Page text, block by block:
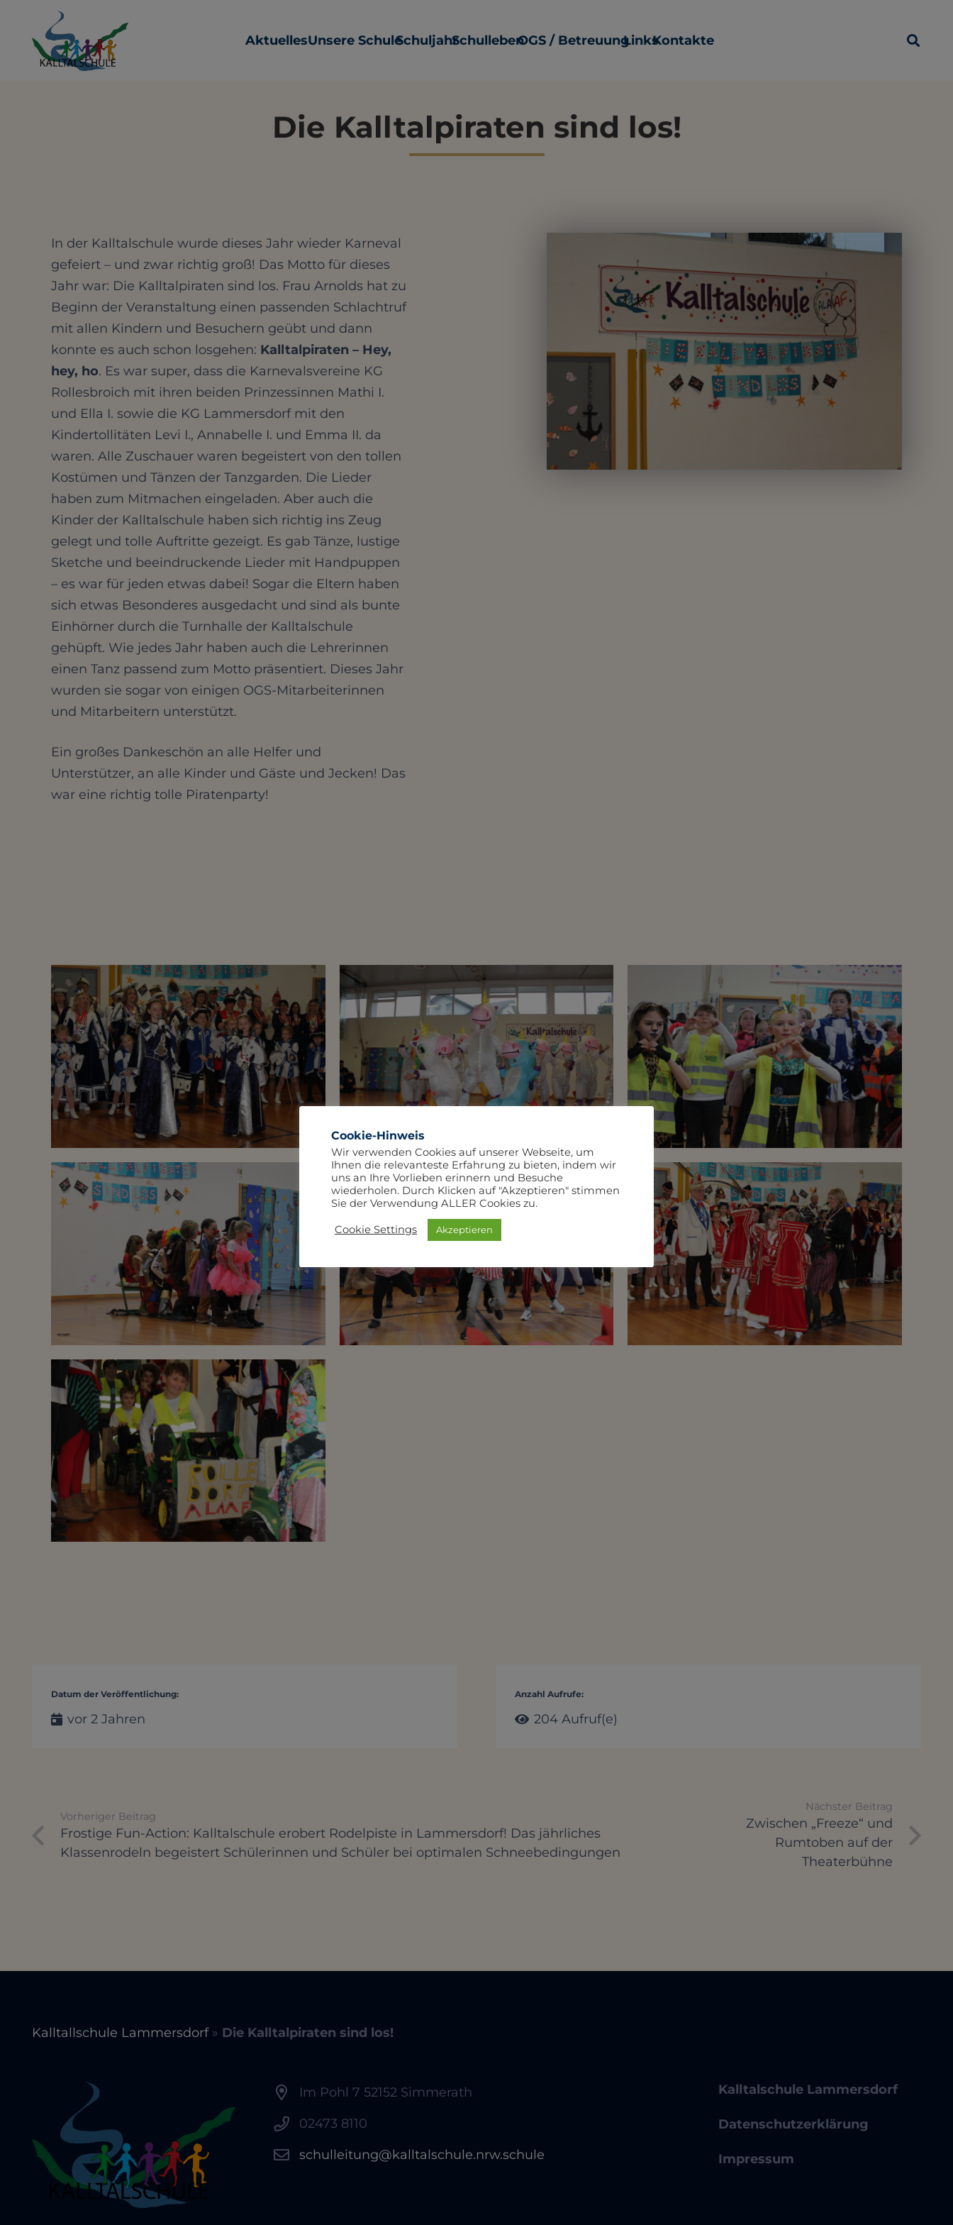
AktuellesUnsere SchuleSchuljahrSchullebenOGS / BetreuungLinksKontakte
Die Kalltalpiraten sind los!
In der Kalltalschule wurde dieses Jahr wieder Karneval
gefeiert – und zwar richtig groß! Das Motto für dieses
Jahr war: Die Kalltalpiraten sind los. Frau Arnolds hat zu
Beginn der Veranstaltung einen passenden Schlachtruf
mit allen Kindern und Besuchern geübt und dann
konnte es auch schon losgehen: Kalltalpiraten – Hey,
hey, ho. Es war super, dass die Karnevalsvereine KG
Rollesbroich mit ihren beiden Prinzessinnen Mathi I.
und Ella I. sowie die KG Lammersdorf mit den
Kindertollitäten Levi I., Annabelle I. und Emma II. da
waren. Alle Zuschauer waren begeistert von den tollen
Kostümen und Tänzen der Tanzgarden. Die Lieder
haben zum Mitmachen eingeladen. Aber auch die
Kinder der Kalltalschule haben sich richtig ins Zeug
gelegt und tolle Auftritte gezeigt. Es gab Tänze, lustige
Sketche und beeindruckende Lieder mit Handpuppen
– es war für jeden etwas dabei! Sogar die Eltern haben
sich etwas Besonderes ausgedacht und sind als bunte
Einhörner durch die Turnhalle der Kalltalschule
gehüpft. Wie jedes Jahr haben auch die Lehrerinnen
einen Tanz passend zum Motto präsentiert. Dieses Jahr
wurden sie sogar von einigen OGS-Mitarbeiterinnen
und Mitarbeitern unterstützt.
Ein großes Dankeschön an alle Helfer und
Unterstützer, an alle Kinder und Gäste und Jecken! Das
war eine richtig tolle Piratenparty!
Datum der Veröffentlichung:
vor 2 Jahren
Anzahl Aufrufe:
204 Aufruf(e)
Vorheriger Beitrag
Frostige Fun-Action: Kalltalschule erobert Rodelpiste in Lammersdorf! Das jährliches
Klassenrodeln begeistert Schülerinnen und Schüler bei optimalen Schneebedingungen
Nächster Beitrag
Zwischen „Freeze“ und
Rumtoben auf der
Theaterbühne
Kalltallschule Lammersdorf» Die Kalltalpiraten sind los!
Im Pohl 7 52152 Simmerath
02473 8110
schulleitung@kalltalschule.nrw.schule
Kalltalschule Lammersdorf
Datenschutzerklärung
Impressum
Cookie-Hinweis
Wir verwenden Cookies auf unserer Webseite, um
Ihnen die relevanteste Erfahrung zu bieten, indem wir
uns an Ihre Vorlieben erinnern und Besuche
wiederholen. Durch Klicken auf "Akzeptieren" stimmen
Sie der Verwendung ALLER Cookies zu.
Cookie Settings Akzeptieren